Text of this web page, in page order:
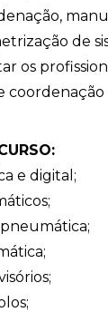
de
os
e digital;